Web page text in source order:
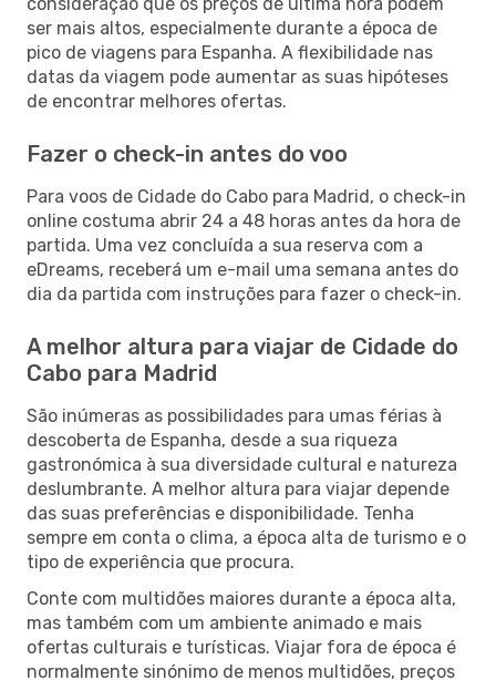
ser mais altos, especialmente durante a época de
pico de viagens para Espanha. A flexibilidade nas
datas da viagem pode aumentar as suas hipóteses
de encontrar melhores ofertas.
Fazer o check-in antes do voo
Para voos de Cidade do Cabo para Madrid, o check-in
online costuma abrir 24 a 48 horas antes da hora de
partida. Uma vez concluída a sua reserva com a
eDreams, receberá um e-mail uma semana antes do
dia da partida com instruções para fazer o check-in.
A melhor altura para viajar de Cidade do
Cabo para Madrid
São inúmeras as possibilidades para umas férias à
descoberta de Espanha, desde a sua riqueza
gastronómica à sua diversidade cultural e natureza
deslumbrante. A melhor altura para viajar depende
das suas preferências e disponibilidade. Tenha
sempre em conta o clima, a época alta de turismo e o
tipo de experiência que procura.
Conte com multidões maiores durante a época alta,
mas também com um ambiente animado e mais
ofertas culturais e turísticas. Viajar fora de época é
normalmente sinónimo de menos multidões, preços